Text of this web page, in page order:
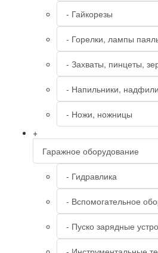
- Гайкорезы
- Горелки, лампы
- Захваты, пинцеты,
- Напильники, надфили
- Ножи, ножницы
+
Гаражное оборудование
- Гидравлика
- Вспомогательное
- Пуско зарядные